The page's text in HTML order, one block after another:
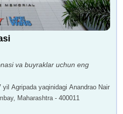
va buyraklar uchun eng
yil Agripada yaqinidagi Anandrao Nair
Maharashtra - 400011